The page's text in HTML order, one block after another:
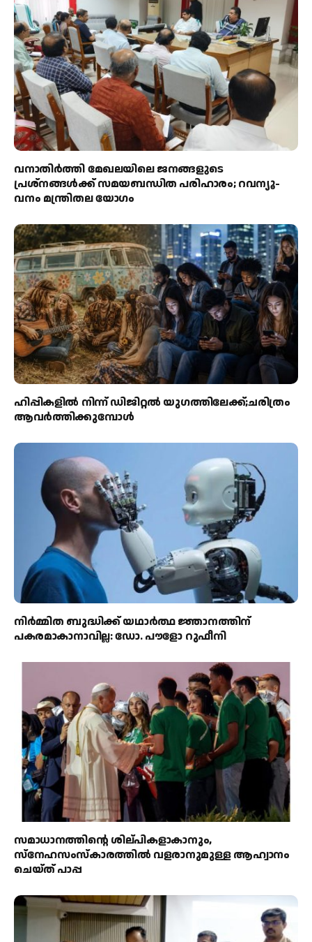
വനാതിർത്തി മേഖലയിലെ ജനങ്ങളുടെ
പ്രശ്നങ്ങൾക്ക് സമയബന്ധിത പരിഹാരം; റവന്യൂ-
വനം മന്ത്രിതല യോഗം
ഹിപ്പികളില്‍ നിന്ന് ഡിജിറ്റല്‍ യുഗത്തിലേക്ക്;ചരിത്രം
ആവര്‍ത്തിക്കുമ്പോള്‍
നിർമ്മിത ബുദ്ധിക്ക് യഥാർത്ഥ ജ്ഞാനത്തിന്
പകരമാകാനാവില്ല: ഡോ. പൗളോ റുഫീനി
സമാധാനത്തിന്റെ ശില്പികളാകാനും,
സ്നേഹസംസ്കാരത്തിൽ വളരാനുമുള്ള ആഹ്വാനം
ചെയ്ത് പാപ്പ